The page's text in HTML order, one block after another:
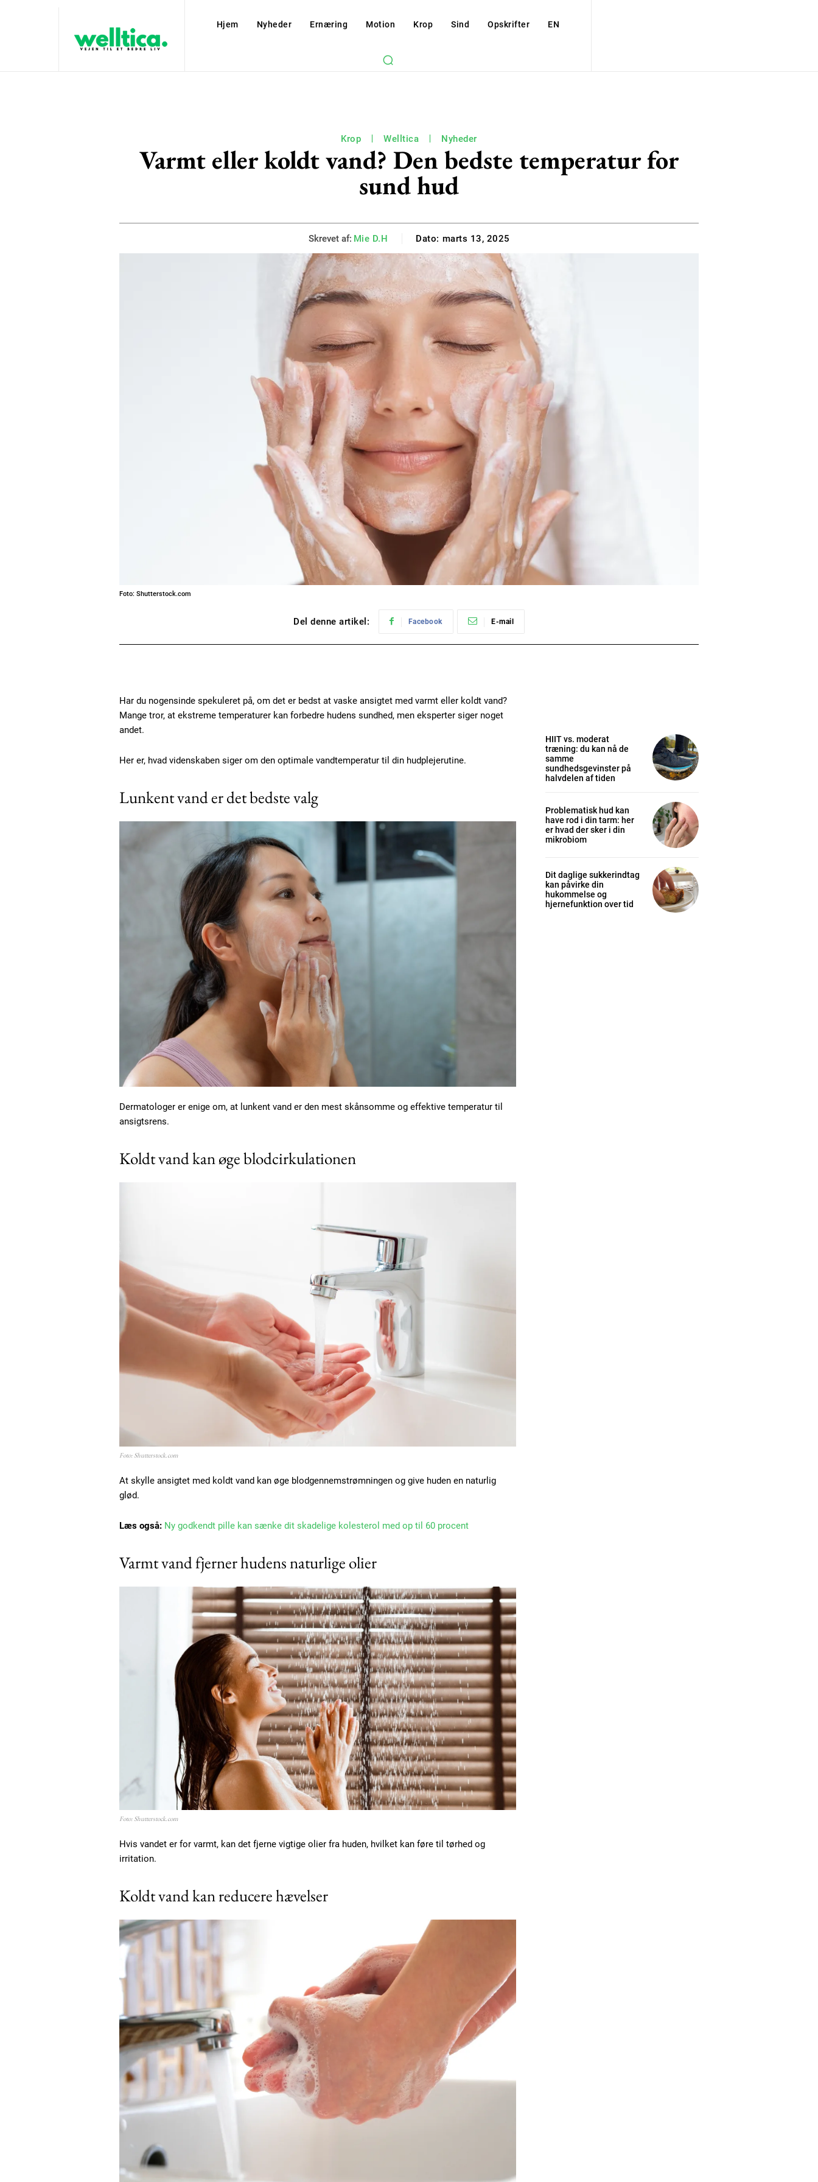
Subscription Plans
Free limited access
Gratis / forever
Etiam est nibh, lobortis sit
Praesent euismod ac
Ut mollis pellentesque tortor
Orci varius natoque dolor
100
Etiam est nibh, lobortis sit
Hjem Nyheder Ernæring Motion Krop Sind Opskrifter EN
Krop Welltica Nyheder
Varmt eller koldt vand? Den bedste temperatur for
sund hud
Skrevet af: Mie D.H Dato: marts 13, 2025
Foto: Shutterstock.com
Del denne artikel: Facebook E-mail
Har du nogensinde spekuleret på, om det er bedst at vaske ansigtet med varmt eller koldt vand?
Mange tror, at ekstreme temperaturer kan forbedre hudens sundhed, men eksperter siger noget
andet.
Her er, hvad videnskaben siger om den optimale vandtemperatur til din hudplejerutine.
Lunkent vand er det bedste valg
Dermatologer er enige om, at lunkent vand er den mest skånsomme og effektive temperatur til
ansigtsrens.
Koldt vand kan øge blodcirkulationen
Foto: Shutterstock.com
At skylle ansigtet med koldt vand kan øge blodgennemstrømningen og give huden en naturlig
glød.
Læs også: Ny godkendt pille kan sænke dit skadelige kolesterol med op til 60 procent
Varmt vand fjerner hudens naturlige olier
Foto: Shutterstock.com
Hvis vandet er for varmt, kan det fjerne vigtige olier fra huden, hvilket kan føre til tørhed og
irritation.
Koldt vand kan reducere hævelser
HIIT vs. moderat
træning: du kan nå de
samme
sundhedsgevinster på
halvdelen af tiden
Problematisk hud kan
have rod i din tarm: her
er hvad der sker i din
mikrobiom
Dit daglige sukkerindtag
kan påvirke din
hukommelse og
hjernefunktion over tid